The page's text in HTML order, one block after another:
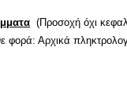
(Προσοχή όχι
φορά: Αρχικά